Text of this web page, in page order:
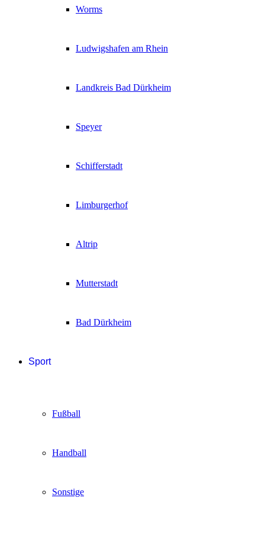
Worms
Ludwigshafen am Rhein
Landkreis Bad Dürkheim
Speyer
Schifferstadt
Limburgerhof
Altrip
Mutterstadt
Bad Dürkheim
Sport
Fußball
Handball
Sonstige